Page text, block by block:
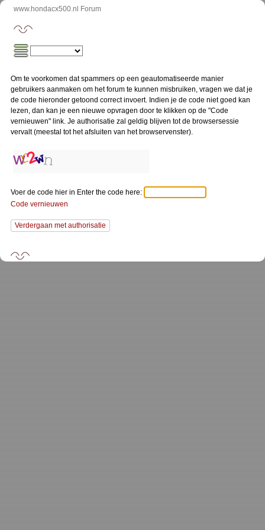
www.hondacx500.nl Forum
Om te voorkomen dat spammers op een geautomatiseerde manier
gebruikers aanmaken om het forum te kunnen misbruiken, vragen we dat je
de code hieronder getoond correct invoert. Indien je de code niet goed kan
lezen, dan kan je een nieuwe opvragen door te klikken op de "Code
vernieuwen" link. Je authorisatie zal geldig blijven tot de browsersessie
vervalt (meestal tot het afsluiten van het browservenster).
Voer de code hier in Enter the code here:
Code vernieuwen